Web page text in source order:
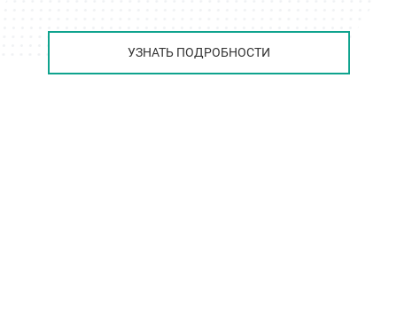
УЗНАТЬ ПОДРОБНОСТИ